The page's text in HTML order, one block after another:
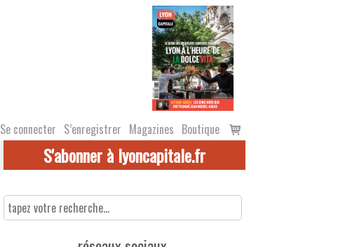
Se connecter S’enregistrer Magazines Boutique
Voir
le
S'abonner à lyoncapitale.fr